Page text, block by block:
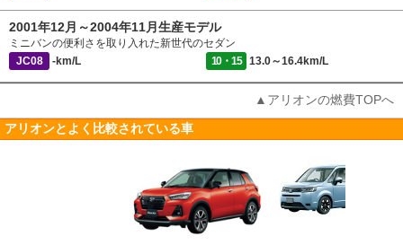
2001年12月～2004年11月生産モデル
ミニバンの便利さを取り入れた新世代のセダン
JC08
-km/L 10・15 13.0～16.4km/L
▲アリオンの燃費TOPへ
アリオンとよく比較されている車